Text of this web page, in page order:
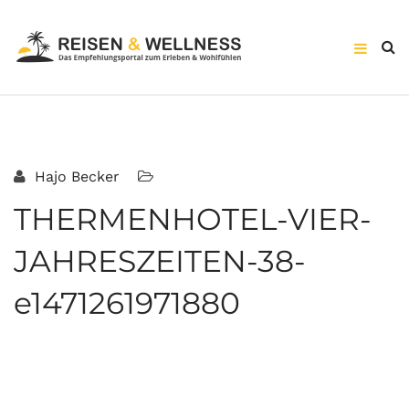
Hajo Becker
THERMENHOTEL-VIER-
JAHRESZEITEN-38-
e1471261971880